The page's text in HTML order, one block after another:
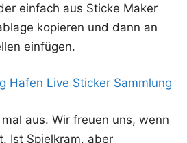
ein­fach aus Sti­cke Maker
kopie­ren und dann an
einfügen.
Hafen Live Sti­cker Sammlung
aus. Wir freu­en uns, wenn
Ist Spiel­kram, aber